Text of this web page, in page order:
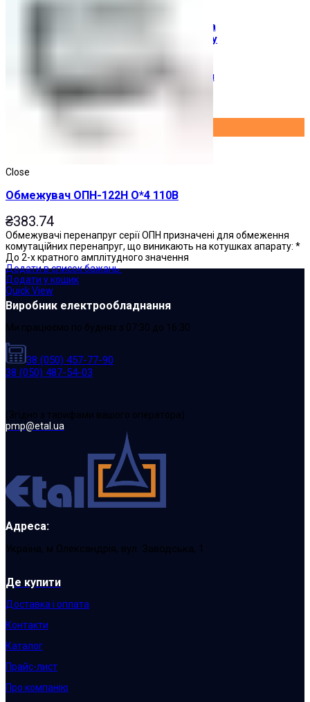
Доставка і оплата
Про торгову марку
Вхід / Реєстрація
Close
Обмежувач ОПН-122Н О*4 110В
₴383.74
Обмежувачі перенапруг серії ОПН призначені для обмеження
комутаційних перенапруг, що виникають на котушках апарату: *
До 2-х кратного амплітудного значення
Додати в список бажань
Додати у кошик
Quick View
Виробник електрообладнання
Ми працюємо по буднях з 07:30 до 16:30
38 (050) 457-77-90
38 (050) 487-54-03
(Згідно з тарифами вашого оператора)
pmp@etal.ua
Адреса:
Україна, м Олександрія, вул. Заводська, 1
Де купити
Доставка і оплата
Контакти
Каталог
Прайс-лист
Про компанію